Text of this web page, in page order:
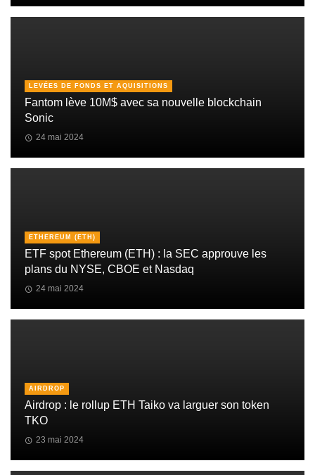
LEVÉES DE FONDS ET AQUISITIONS
Fantom lève 10M$ avec sa nouvelle blockchain
Sonic
24 mai 2024
ETHEREUM (ETH)
ETF spot Ethereum (ETH) : la SEC approuve les
plans du NYSE, CBOE et Nasdaq
24 mai 2024
AIRDROP
Airdrop : le rollup ETH Taiko va larguer son token
TKO
23 mai 2024